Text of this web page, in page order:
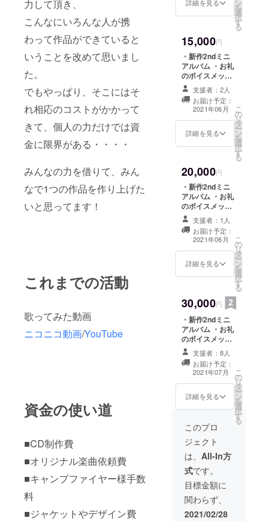
力して頂き、
こんなにいろんな人が携
わって作品ができていると
いうことを改めて思いまし
た。
でもやっぱり、そこにはそ
れ相応のコストがかかって
きて、個人の力だけでは資
金に限界がある・・・・
みんなの力を借りて、みん
なで1つの作品を作り上げた
いと思ってます！
これまでの活動
歌ってみた動画
ニコニコ動画/YouTube
資金の使い道
■CD制作費
■オリジナル楽曲依頼費
■キャンプファイヤー様手数
料
■ジャケットやデザイン費
き下ろしグッズ
要なリターンに
つきましては、
備考欄に記載を
お願い致します
※記入がない場合
はCAMPFIREに
て使用されてい
るハンドルネー
ムを使用させて
頂きますご了承
ください
詳細を見る ン
を
選
択
す
る
15,000円
・新作2ndミニ
アルバム ・お礼
のボイスメッ
セージ ・歌詞
カード内スペ
シャルサンクス
欄にお名前記載
・アルバム用描
き下ろしグッズ
分あり)のタペス
トリー ※お名前
の記入が必要な
リターンにつき
ましては、備考
欄に記載をお願
い致します ※記
入がない場合は
CAMPFIREにて
使用されている
ハンドルネーム
を使用させて頂
ださい
支援者：2人
お届け予定：
2021年06月
詳細を見る
こ
の
リ
タ
ー
ン
を
選
択
す
る
20,000円
・新作2ndミニ
アルバム ・お礼
のボイスメッ
セージ ・歌詞
カード内スペ
シャルサンクス
欄にお名前記載
・アルバム用描
き下ろしグッズ
分あり)のタペス
トリー ・inst音
源配布とCD内の
楽曲から1曲アカ
ペラ音源配布 ※
お名前の記入が
必要なリターン
につきまして
は、備考欄に記
ます ※記入がな
い場合は
使用されている
ハンドルネーム
を使用させて頂
きますご了承く
ださい
支援者：1人
お届け予定：
2021年06月
詳細を見る
こ
の
リ
タ
ー
ン
を
選
択
す
る
30,000円
・新作2ndミニ
アルバム ・お礼
のボイスメッ
セージ ・歌詞
カード内スペ
シャルサンクス
欄にお名前記載
・アルバム用描
き下ろしグッズ
ジャケット柄(差
分あり)のタペス
トリー ・inst音
源配布とCD内の
楽曲から1曲アカ
ペラ音源配布 ・
お名前入りミニ
シチュエーショ
ンボイス ※お名
前の記入が必要
支援者：8人
お届け予定：
2021年07月
詳細を見る
こ
の
リ
タ
ー
ン
を
選
択
す
る
このプロ
ジェクト
は、 All-In方
式です。
目標金額に
関わらず、
2021/02/28